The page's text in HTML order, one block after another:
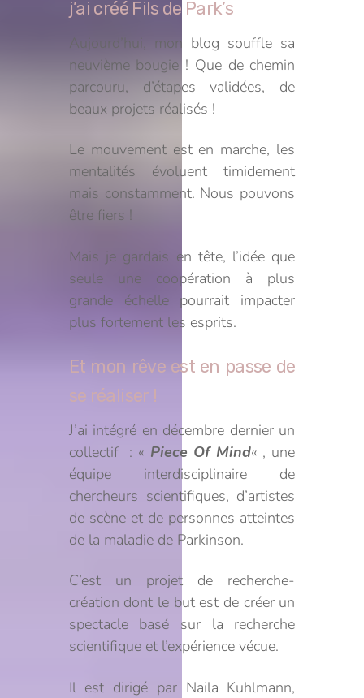
j’ai créé Fils de Park’s
Aujourd’hui, mon blog souffle sa
neuvième bougie ! Que de chemin
parcouru, d’étapes validées, de
beaux projets réalisés !
Le mouvement est en marche, les
mentalités évoluent timidement
mais constamment. Nous pouvons
être fiers !
Mais je gardais en tête, l’idée que
seule une coopération à plus
grande échelle pourrait impacter
plus fortement les esprits.
Et mon rêve est en passe de
se réaliser !
J’ai intégré en décembre dernier un
collectif : « Piece Of Mind« , une
équipe interdisciplinaire de
chercheurs scientifiques, d’artistes
de scène et de personnes atteintes
de la maladie de Parkinson.
C’est un projet de recherche-
création dont le but est de créer un
spectacle basé sur la recherche
scientifique et l’expérience vécue.
Il est dirigé par Naila Kuhlmann,